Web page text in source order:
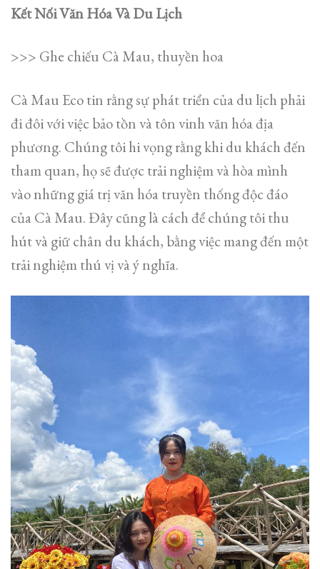
Kết Nối Văn Hóa Và Du Lịch
>>> Ghe chiếu Cà Mau, thuyền hoa
Cà Mau Eco tin rằng sự phát triển của du lịch phải
đi đôi với việc bảo tồn và tôn vinh văn hóa địa
phương. Chúng tôi hi vọng rằng khi du khách đến
tham quan, họ sẽ được trải nghiệm và hòa mình
vào những giá trị văn hóa truyền thống độc đáo
của Cà Mau. Đây cũng là cách để chúng tôi thu
hút và giữ chân du khách, bằng việc mang đến một
trải nghiệm thú vị và ý nghĩa.